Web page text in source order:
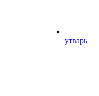
утварь